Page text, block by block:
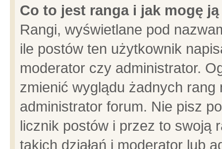
Co to jest ranga i jak mogę
Rangi, wyświetlane pod
ile postów ten użytkownik
moderator czy administrator.
zmienić wyglądu żadnych
administrator forum. Nie pisz
licznik postów i przez to swoją
takich działań i moderator lub